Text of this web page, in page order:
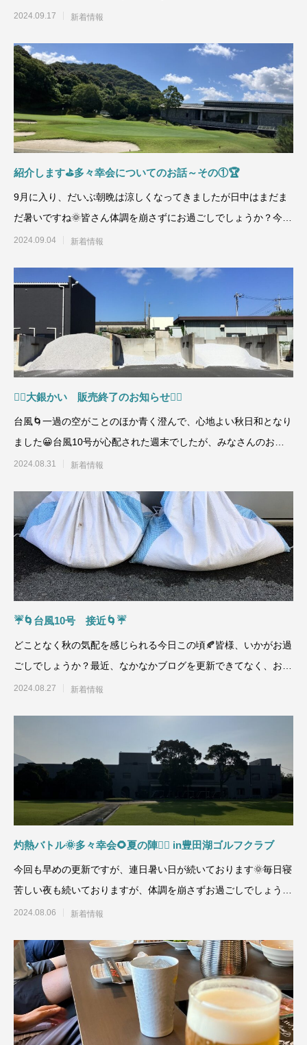
か？🎑今回の内容は前
2024.09.17 新着情報
紹介します⛳多々幸会についてのお話～その①🏆
9月に入り、だいぶ朝晩は涼しくなってきましたが日中はまだま
だ暑いですね🌞皆さん体調を崩さずにお過ごしでしょうか？今回
は多々幸会の様子
2024.09.04 新着情報
🙇‍♂️大銀かい 販売終了のお知らせ🙇‍♂️
台風🌀一過の空がことのほか青く澄んで、心地よい秋日和となり
ました😀台風10号が心配された週末でしたが、みなさんのお住
いの地域はいかがでし
2024.08.31 新着情報
☔🌀台風10号 接近🌀☔
どことなく秋の気配を感じられる今日この頃🍂皆様、いかがお過
ごしでしょうか？最近、なかなかブログを更新できてなく、おサ
ボリ中でありました
2024.08.27 新着情報
灼熱バトル🌞多々幸会🌻夏の陣🏌🏽 in豊田湖ゴルフクラブ
今回も早めの更新ですが、連日暑い日が続いております🌞毎日寝
苦しい夜も続いておりますが、体調を崩さずお過ごしでしょう
か？今回の多々幸会は今
2024.08.06 新着情報